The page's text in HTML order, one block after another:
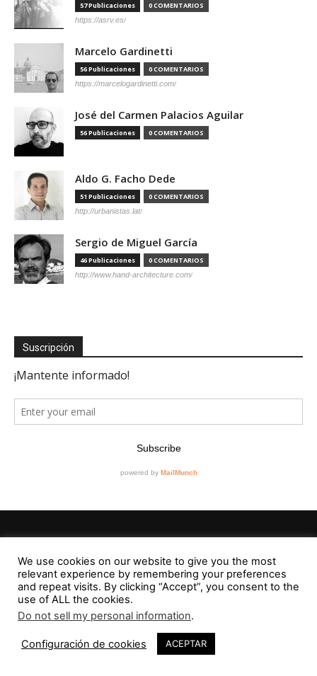
57 Publicaciones 0 COMENTARIOS
https://asrv.es/
Marcelo Gardinetti
56 Publicaciones 0 COMENTARIOS
https://marcelogardinetti.com/
José del Carmen Palacios Aguilar
56 Publicaciones 0 COMENTARIOS
Aldo G. Facho Dede
51 Publicaciones 0 COMENTARIOS
http://urbanistas.lat/
Sergio de Miguel García
46 Publicaciones 0 COMENTARIOS
http://www.hand-architecture.com/
Suscripción
Editorial
Contacto
RevistaVAD
We use cookies on our website to give you the most
relevant experience by remembering your preferences
and repeat visits. By clicking “Accept”, you consent to the
use of ALL the cookies.
Do not sell my personal information.
Configuración de cookies ACEPTAR